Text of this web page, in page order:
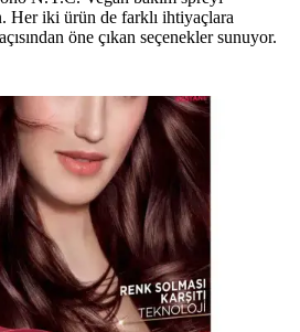
Her iki ürün de farklı ihtiyaçlara
öne çıkan seçenekler sunuyor.